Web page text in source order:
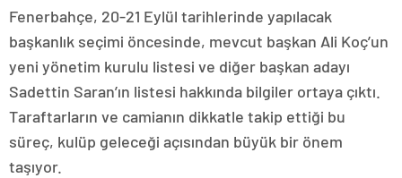
Fenerbahçe, 20-21 Eylül tarihlerinde yapılacak
başkanlık seçimi öncesinde, mevcut başkan Ali Koç’un
yeni yönetim kurulu listesi ve diğer başkan adayı
Sadettin Saran’ın listesi hakkında bilgiler ortaya çıktı.
Taraftarların ve camianın dikkatle takip ettiği bu
süreç, kulüp geleceği açısından büyük bir önem
taşıyor.